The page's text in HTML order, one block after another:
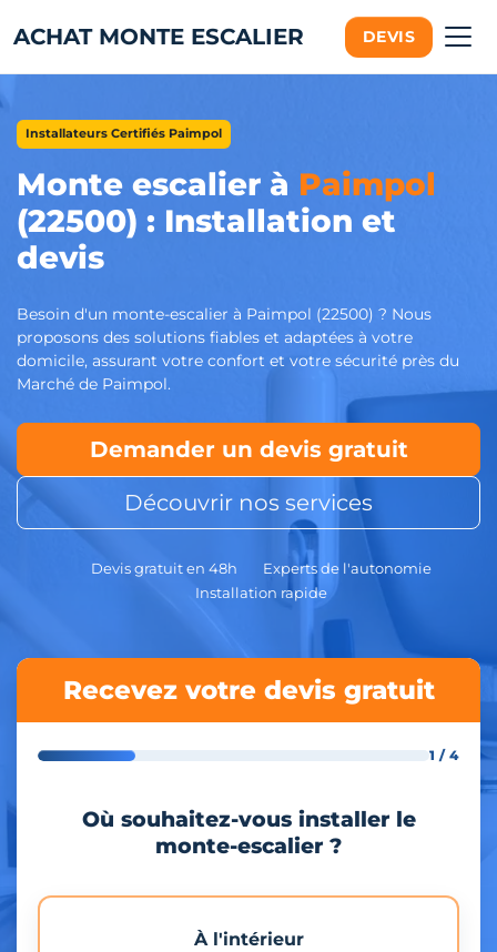
ACHAT MONTE ESCALIER DEVIS
Installateurs Certifiés Paimpol
Monte escalier à Paimpol
(22500) : Installation et
devis
Besoin d'un monte-escalier à Paimpol (22500) ? Nous
proposons des solutions fiables et adaptées à votre
domicile, assurant votre confort et votre sécurité près du
Marché de Paimpol.
Demander un devis gratuit
Découvrir nos services
Devis gratuit en 48h
Experts de l'autonomie
Installation rapide
Recevez votre devis gratuit
1 / 4
Où souhaitez-vous installer le
monte-escalier ?
À l'intérieur